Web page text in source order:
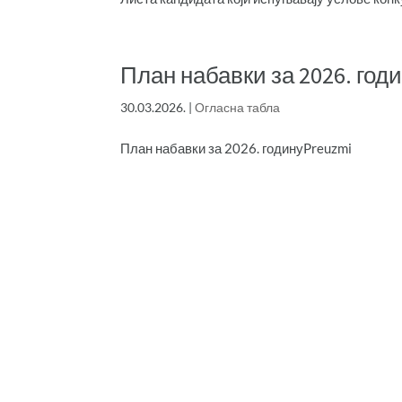
План набавки за 2026.
30.03.2026. |Огласна табла
План набавки за 2026. годинуPreuzmi